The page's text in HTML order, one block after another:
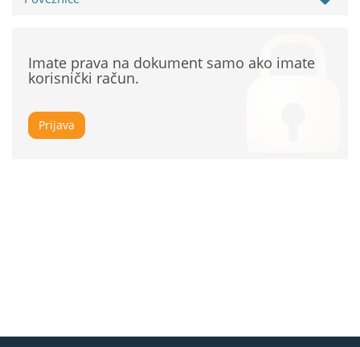
Imate prava na dokument samo ako imate
korisnički račun.
Prijava